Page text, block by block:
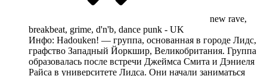
new rave,
breakbeat, grime, d'n'b, dance punk - UK
Инфо: Hadouken! — группа, основанная в городе Лидс,
графство Западный Йоркшир, Великобритания. Группа
образовалась после встречи Джеймса Смита и Дэниеля
Райса в университете Лидса. Они начали заниматься